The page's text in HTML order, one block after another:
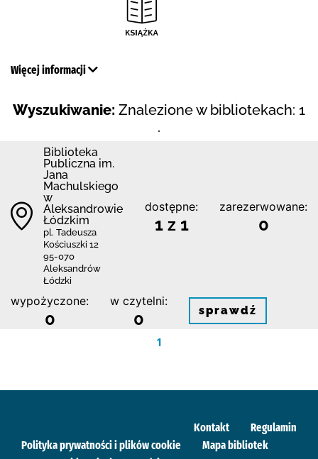
Więcej informacji
Wyszukiwanie: Znalezione w bibliotekach: 1
.
Biblioteka
Publiczna im.
Jana
Machulskiego
w
Aleksandrowie
Łódzkim
pl. Tadeusza
Kościuszki 12
95-070
Aleksandrów
Łódzki
dostępne:
1 z 1
zarezerwowane:
0
wypożyczone:
0
w czytelni:
0 sprawdź
1
Kontakt
Regulamin
Polityka prywatności i plików cookie
Mapa bibliotek